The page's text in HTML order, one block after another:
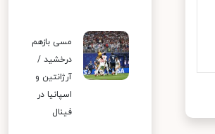
مسی بازهم
درخشید /
آرژانتین و
اسپانیا در
فینال